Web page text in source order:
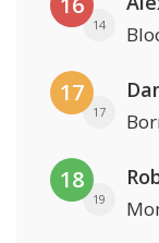
14
17
17
18
19